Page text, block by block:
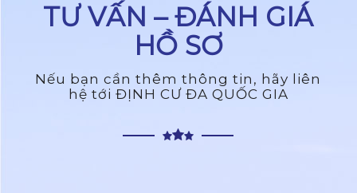
TƯ VẤN – ĐÁNH GIÁ
HỒ SƠ
Nếu bạn cần thêm thông tin, hãy liên
hệ tới ĐỊNH CƯ ĐA QUỐC GIA